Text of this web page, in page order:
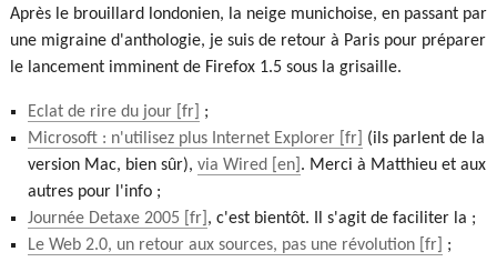
Après le brouillard londonien, la neige munichoise, en passant par
une migraine d'anthologie, je suis de retour à Paris pour préparer
le lancement imminent de Firefox 1.5 sous la grisaille.
Eclat de rire du jour
;
Microsoft : n'utilisez plus Internet Explorer
(ils parlent de la
version Mac, bien sûr), via Wired
. Merci à Matthieu et aux
autres pour l'info ;
Journée Detaxe 2005
, c'est bientôt. Il s'agit de faciliter la ;
Le Web 2.0, un retour aux sources, pas une révolution
;